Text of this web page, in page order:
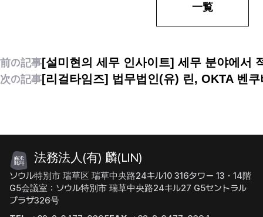
一覧
前の記事[설미현의 세무 인사이트] 세무 분야에서
次の記事[리걸타임즈] 법무법인(유) 린, OKTA 벤
法務法人(有) 麟(LIN)
ソウル特別市 瑞草区 瑞草中央路24キル10 316タワー 13・14階
G5会議室：ソウル特別市 瑞草中央路24キル27 G5セントラル
プラザ326号